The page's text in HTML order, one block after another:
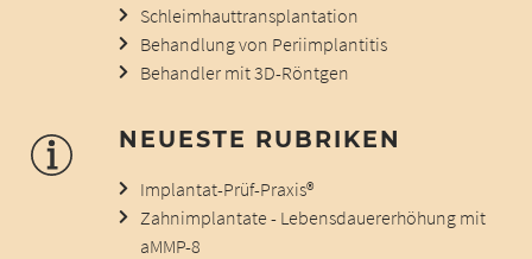
Schleimhauttransplantation
Behandlung von Periimplantitis
Behandler mit 3D-Röntgen
NEUESTE RUBRIKEN
Implantat-Prüf-Praxis®
Zahnimplantate - Lebensdauererhöhung mit
aMMP-8